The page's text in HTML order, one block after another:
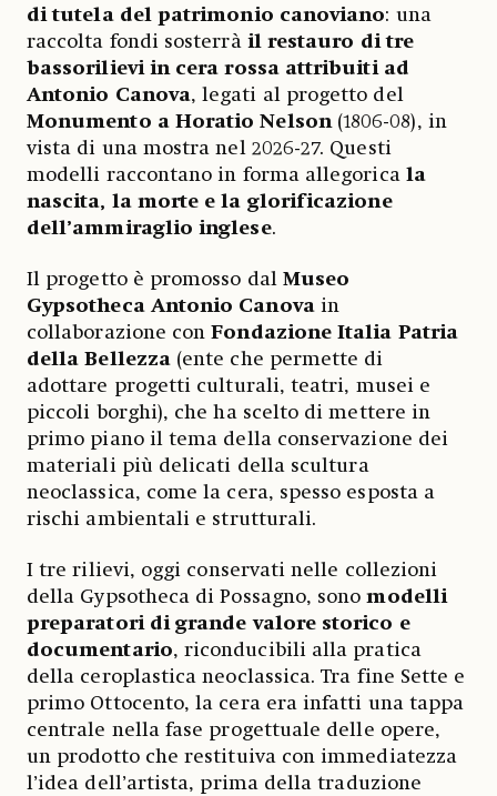
di tutela del patrimonio canoviano: una
raccolta fondi sosterrà il restauro di tre
bassorilievi in cera rossa attribuiti ad
Antonio Canova, legati al progetto del
Monumento a Horatio Nelson(1806-08), in
vista di una mostra nel 2026-27. Questi
modelli raccontano in forma allegoricala
nascita, la morte e la glorificazione
dell’ammiraglio inglese.
Il progetto è promosso dal Museo
Gypsotheca Antonio Canovain
collaborazione conFondazione Italia Patria
della Bellezza(ente che permette di
adottare progetti culturali, teatri, musei e
piccoli borghi), che ha scelto di mettere in
primo piano il tema della conservazione dei
materiali più delicati della scultura
neoclassica, come la cera, spesso esposta a
rischi ambientali e strutturali.
I tre rilievi, oggi conservati nelle collezioni
della Gypsotheca di Possagno, sonomodelli
preparatori di grande valore storico e
documentario, riconducibili alla pratica
della ceroplastica neoclassica. Tra fine Sette e
primo Ottocento, la cera era infatti una tappa
centrale nella fase progettuale delle opere,
un prodotto che restituiva con immediatezza
l’idea dell’artista, prima della traduzione